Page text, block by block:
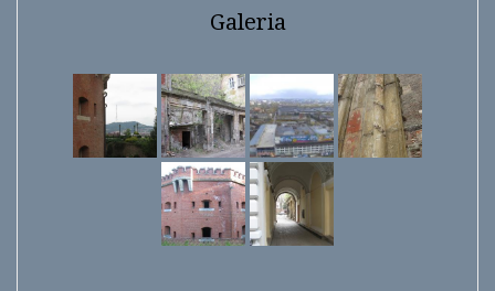
Galeria